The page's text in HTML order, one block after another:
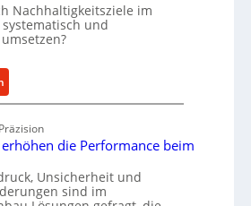
t
A
a
f
v
o
n
Nachhaltigkeitsziele im
und
M
t
o
d
die Performance beim
Unsicherheit und
sind im